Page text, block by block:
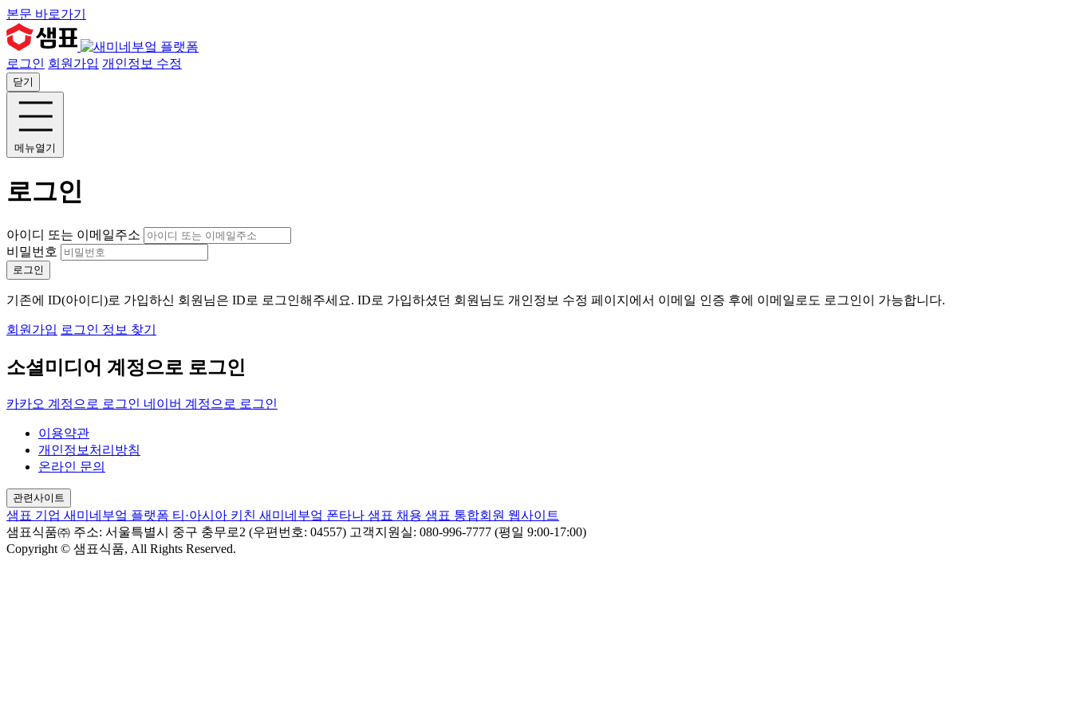
본문 바로가기
로그인 회원가입 개인정보 수정
닫기
메뉴열기
로그인
아이디 또는 이메일주소
비밀번호
로그인
기존에 ID(아이디)로 가입하신 회원님은 ID로 로그인해주세요. ID로 가입하셨던 회원님도 개인정보 수정 페이지에서 이메일 인증 후에 이메일로도 로그인이 가능합니다.
회원가입 로그인 정보 찾기
소셜미디어 계정으로 로그인
카카오 계정으로 로그인 네이버 계정으로 로그인
이용약관
개인정보처리방침
온라인 문의
관련사이트
샘표 기업 새미네부엌 플랫폼 티·아시아 키친 새미네부엌 폰타나 샘표 채용 샘표 통합회원 웹사이트
샘표식품㈜ 주소: 서울특별시 중구 충무로2 (우편번호: 04557) 고객지원실: 080-996-7777 (평일 9:00-17:00)
Copyright © 샘표식품, All Rights Reserved.